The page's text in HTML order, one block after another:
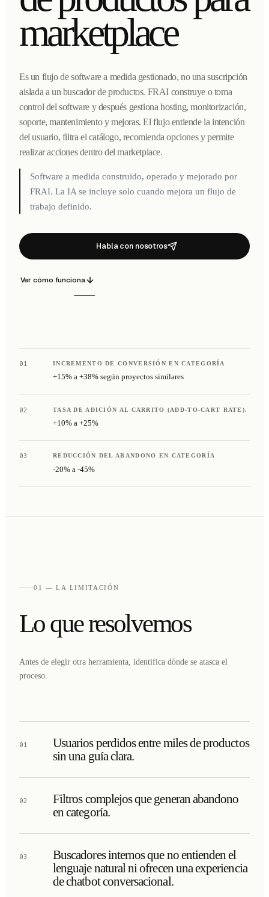
marketplace
Es un flujo de software a medida gestionado, no una suscripción
aislada a un buscador de productos. FRAI construye o toma
control del software y después gestiona hosting, monitorización,
soporte, mantenimiento y mejoras. El flujo entiende la intención
del usuario, filtra el catálogo, recomienda opciones y permite
realizar acciones dentro del marketplace.
Software a medida construido, operado y mejorado por
FRAI. La IA se incluye solo cuando mejora un flujo de
trabajo definido.
Habla con nosotros
Ver cómo funciona
01 INCREMENTO DE CONVERSIÓN EN CATEGORÍA
+15% a +38% según proyectos similares
02 TASA DE ADICIÓN AL CARRITO (ADD-TO-CART RATE).
+10% a +25%
03 REDUCCIÓN DEL ABANDONO EN CATEGORÍA
-20% a -45%
01 — LA LIMITACIÓN
Lo que resolvemos
Antes de elegir otra herramienta, identifica dónde se atasca el
proceso.
01
Usuarios perdidos entre miles de productos
sin una guía clara.
02
Filtros complejos que generan abandono
en categoría.
03
Buscadores internos que no entienden el
lenguaje natural ni ofrecen una experiencia
de chatbot conversacional.